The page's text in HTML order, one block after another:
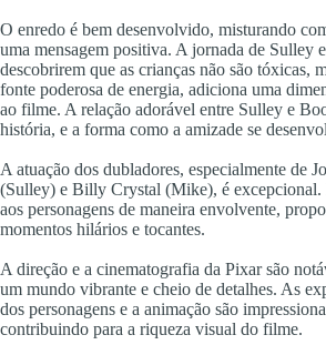
O enredo é bem desenvolvido, misturando
uma mensagem positiva. A jornada de Sulley
descobrirem que as crianças não são tóxicas,
fonte poderosa de energia, adiciona uma
ao filme. A relação adorável entre Sulley e
história, e a forma como a amizade se
A atuação dos dubladores, especialmente de
(Sulley) e Billy Crystal (Mike), é excepcional.
aos personagens de maneira envolvente,
momentos hilários e tocantes.
A direção e a cinematografia da Pixar são
um mundo vibrante e cheio de detalhes. As
dos personagens e a animação são
contribuindo para a riqueza visual do filme.